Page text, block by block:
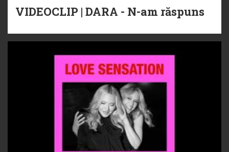
VIDEOCLIP | DARA - N-am răspuns